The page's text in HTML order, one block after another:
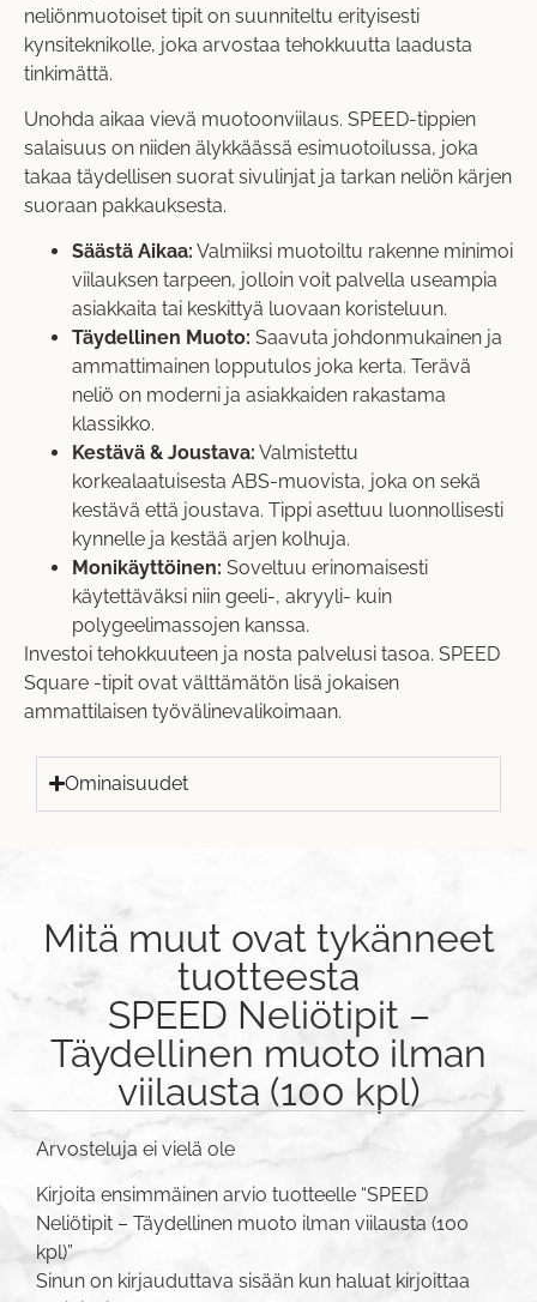
neliönmuotoiset tipit on suunniteltu erityisesti
kynsiteknikolle, joka arvostaa tehokkuutta laadusta
tinkimättä.
Unohda aikaa vievä muotoonviilaus. SPEED-tippien
salaisuus on niiden älykkäässä esimuotoilussa, joka
takaa täydellisen suorat sivulinjat ja tarkan neliön kärjen
suoraan pakkauksesta.
Säästä Aikaa: Valmiiksi muotoiltu rakenne minimoi
viilauksen tarpeen, jolloin voit palvella useampia
asiakkaita tai keskittyä luovaan koristeluun.
Täydellinen Muoto: Saavuta johdonmukainen ja
ammattimainen lopputulos joka kerta. Terävä
neliö on moderni ja asiakkaiden rakastama
klassikko.
Kestävä & Joustava: Valmistettu
korkealaatuisesta ABS-muovista, joka on sekä
kestävä että joustava. Tippi asettuu luonnollisesti
kynnelle ja kestää arjen kolhuja.
Monikäyttöinen: Soveltuu erinomaisesti
käytettäväksi niin geeli-, akryyli- kuin
polygeelimassojen kanssa.
Investoi tehokkuuteen ja nosta palvelusi tasoa. SPEED
Square -tipit ovat välttämätön lisä jokaisen
ammattilaisen työvälinevalikoimaan.
Ominaisuudet
Mitä muut ovat tykänneet
tuotteesta
SPEED Neliötipit –
Täydellinen muoto ilman
viilausta (100 kpl)
Arvosteluja ei vielä ole
Kirjoita ensimmäinen arvio tuotteelle “SPEED
Neliötipit – Täydellinen muoto ilman viilausta (100
kpl)”
Sinun on kirjauduttava sisään kun haluat kirjoittaa